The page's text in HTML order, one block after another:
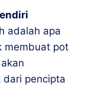
adalah apa
membuat pot
dari pencipta